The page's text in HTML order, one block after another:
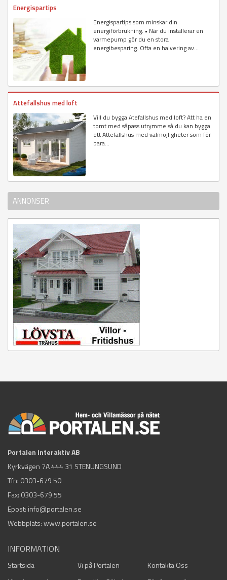
Energispartips
Energispartips som minskar din
energiförbrukning. • När du installerar en
värmepump gör du en stora
energibesparing. Ofta en halvering av...
Attefallshus med loft
Vill du bygga Atefallshus med loft? Att ha en
tomt med såpass utrymme så du kan bygga
ett Attefallshus med valmöjligheter som för
bara...
ANNONSER
Portalen Interaktiv AB
Kyrkvägen 7A 444 31 STENUNGSUND
Tfn: 0303-679 50
Fax: 0303-679 55
Epost: info@portalen.se
Webbplats: www.portalen.se
INFORMATION
Startsida Vi på Portalen
Kontakta Oss